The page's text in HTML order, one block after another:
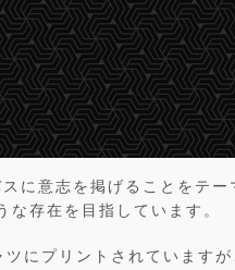
に意志を掲げることをテー
存在を目指しています。
にプリントされています